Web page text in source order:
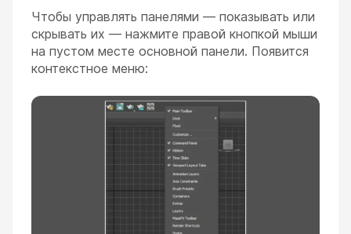
Чтобы управлять панелями — показывать или
скрывать их — нажмите правой кнопкой мыши
на пустом месте основной панели. Появится
контекстное меню: